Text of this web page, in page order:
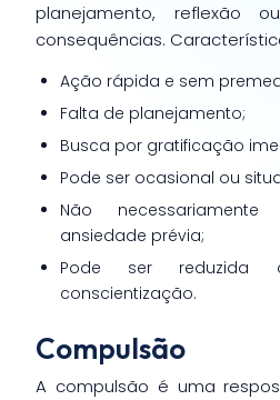
planejamento, reflexão
consequências.
Ação rápida e sem
Falta de planejamento;
Busca por gratificação
Pode ser ocasional ou
Não
ansiedade prévia;
Pode ser reduzida
conscientização.
Compulsão
A compulsão é uma